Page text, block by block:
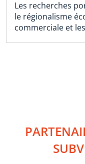
Les recherches
le régionalisme
commerciale et